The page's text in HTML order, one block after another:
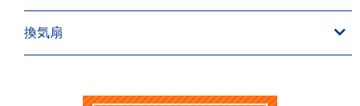
換気扇